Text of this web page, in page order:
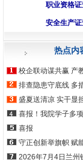
职业资格
安全生产
热点内
校企联动谋共赢 产
排查隐患守底线 多
盛夏送清凉 实干
喜报！我院学子多
喜报
守正创新举旗帜 赋
2026年7月4日兰州